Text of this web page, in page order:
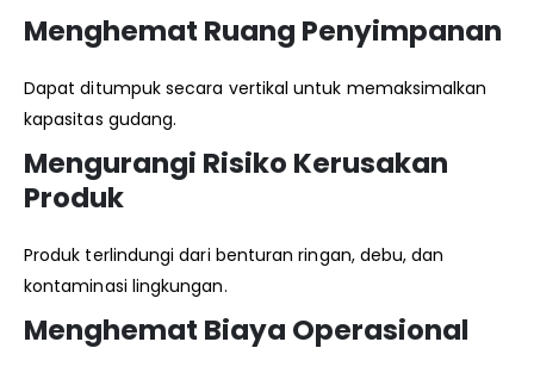
Menghemat Ruang Penyimpanan
Dapat ditumpuk secara vertikal untuk memaksimalkan
kapasitas gudang.
Mengurangi Risiko Kerusakan
Produk
Produk terlindungi dari benturan ringan, debu, dan
kontaminasi lingkungan.
Menghemat Biaya Operasional